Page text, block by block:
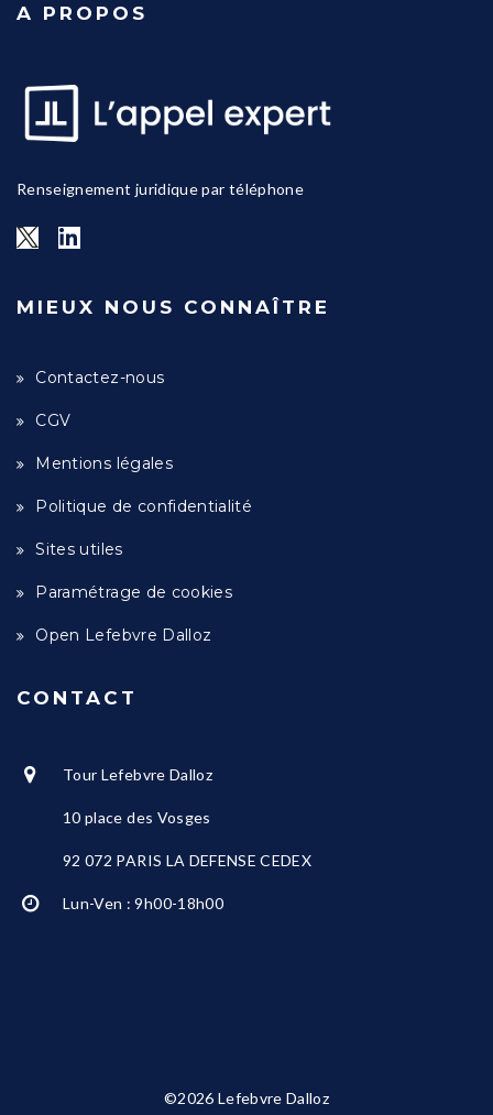
A PROPOS
Renseignement juridique par téléphone
MIEUX NOUS CONNAÎTRE
Contactez-nous
CGV
Mentions légales
Politique de confidentialité
Sites utiles
Paramétrage de cookies
Open Lefebvre Dalloz
CONTACT
Tour Lefebvre Dalloz
10 place des Vosges
92 072 PARIS LA DEFENSE CEDEX
Lun-Ven : 9h00-18h00
©2026 Lefebvre Dalloz